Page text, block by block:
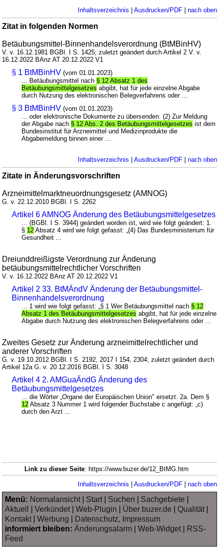
Inhaltsverzeichnis Ausdrucken/PDF| nach oben
Zitat in folgenden Normen
Betäubungsmittel-Binnenhandelsverordnung (BtMBinHV)
V. v. 16.12.1981 BGBl. I S. 1425; zuletzt geändert durch Artikel 2 V. v.
16.12.2022 BAnz AT 20.12.2022 V1
§ 1 BtMBinHV (vom 01.01.2023)
... Betäubungsmittel nach § 12 Absatz 1 des
Betäubungsmittelgesetzes abgibt, hat für jede einzelne Abgabe
durch Nutzung des elektronischen Belegverfahrens oder ...
§ 3 BtMBinHV (vom 01.01.2023)
... oder elektronische Dokumente zu übersenden. (2) Zur Meldung
der Abgabe nach § 12 Abs. 2 des Betäubungsmittelgesetzes ist dem
Bundesinstitut für Arzneimittel und Medizinprodukte die
Abgabemeldung binnen einer ...
Inhaltsverzeichnis Ausdrucken/PDF| nach oben
Zitate in Änderungsvorschriften
Arzneimittelmarktneuordnungsgesetz (AMNOG)
G. v. 22.12.2010 BGBl. I S. 2262
Artikel 6 AMNOG Änderung des Betäubungsmittelgesetzes
... (BGBl. I S. 3944) geändert worden ist, wird wie folgt geändert: 1.
§ 12 Absatz 4 wird wie folgt gefasst: „(4) Das Bundesministerium für
Gesundheit ...
Dreiunddreißigste Verordnung zur Änderung
betäubungsmittelrechtlicher Vorschriften
V. v. 16.12.2022 BAnz AT 20.12.2022 V1
Artikel 2 33. BtMÄndV Änderung der Betäubungsmittel-
Binnenhandelsverordnung
... 1 wird wie folgt gefasst: „§ 1 Wer Betäubungsmittel nach § 12
Absatz 1 des Betäubungsmittelgesetzes abgibt, hat für jede einzelne
Abgabe durch Nutzung des elektronischen Belegverfahrens oder ...
Zweites Gesetz zur Änderung arzneimittelrechtlicher und
anderer Vorschriften
G. v. 19.10.2012 BGBl. I S. 2192, 2017 I 154, 2304; zuletzt geändert durch
Artikel 12a G. v. 20.12.2016 BGBl. I S. 3048
Artikel 4 2. AMGuaÄndG Änderung des
Betäubungsmittelgesetzes
... die Wörter „Organe der Europäischen Union" ersetzt. 2a. Dem §
12 Absatz 3 Nummer 1 wird folgender Buchstabe c angefügt: „c)
durch den Arzt ...
Link zu dieser Seite: https://www.buzer.de/12_BtMG.htm
Inhaltsverzeichnis Ausdrucken/PDF| nach oben
Menü: Normalansicht| Start| Suchen Sachgebiete
Aktuell
|Verkündet|Web-Plugin Über buzer.de |Qualität|
Kontakt|Werbung
Datenschutz, Impressum
informiert bleiben: Änderungsalarm |Web-Widget|
RSS-
Feed